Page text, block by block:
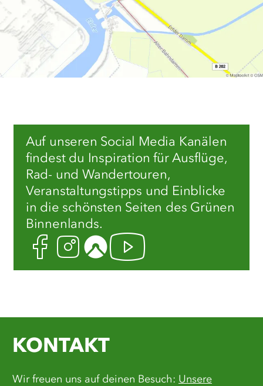
Auf unseren Social Media Kanälen
findest du Inspiration für Ausflüge,
Rad- und Wandertouren,
Veranstaltungstipps und Einblicke
in die schönsten Seiten des Grünen
Binnenlands.
FacebookInstagram
KomootYoutube
KONTAKT
Wir freuen uns auf deinen Besuch: Unsere